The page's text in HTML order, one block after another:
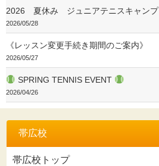
2026 夏休み ジュニアテニスキャンプ
2026/05/28
《レッスン変更手続き期間のご案内》
2026/05/27
SPRING TENNIS EVENT
2026/04/26
帯広校
帯広校トップ